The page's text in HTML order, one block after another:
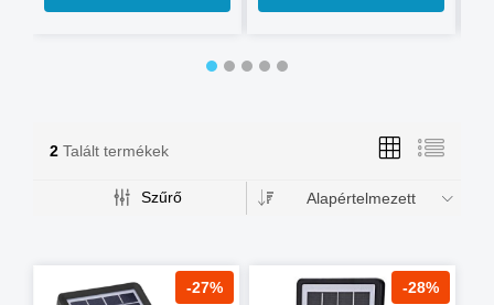
2 Talált termékek
Szűrő Alapértelmezett
-27% -28%